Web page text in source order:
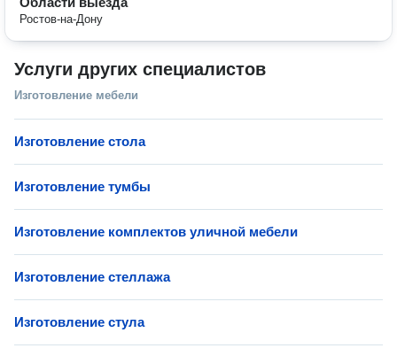
Ростов-на-Дону
Услуги других специалистов
Изготовление мебели
Изготовление стола
Изготовление тумбы
Изготовление комплектов уличной мебели
Изготовление стеллажа
Изготовление стула